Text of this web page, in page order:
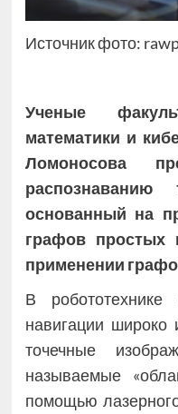
Источник фото:
Ученые
математики и
Ломоносова
распознаванию
основанный на
графов простых
применении
В
навигации широко
точечные
называемые
помощью